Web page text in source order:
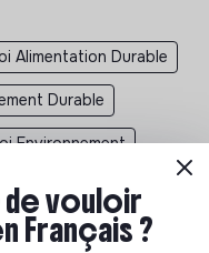
Alimentation Durable
Durable
Environnement
Emploi Social
vouloir
Français ?